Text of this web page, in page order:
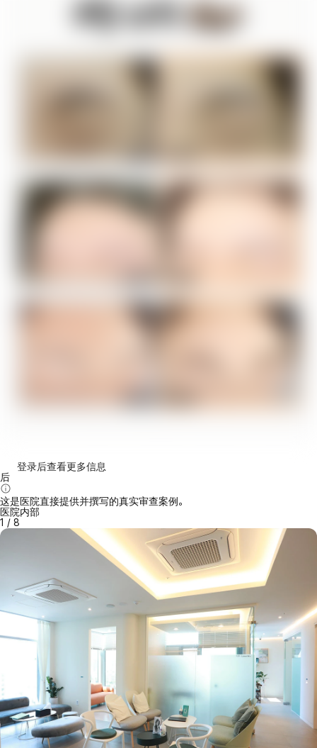
登录后查看更多信息
后
这是医院直接提供并撰写的真实审查案例。
医院内部
1 / 8